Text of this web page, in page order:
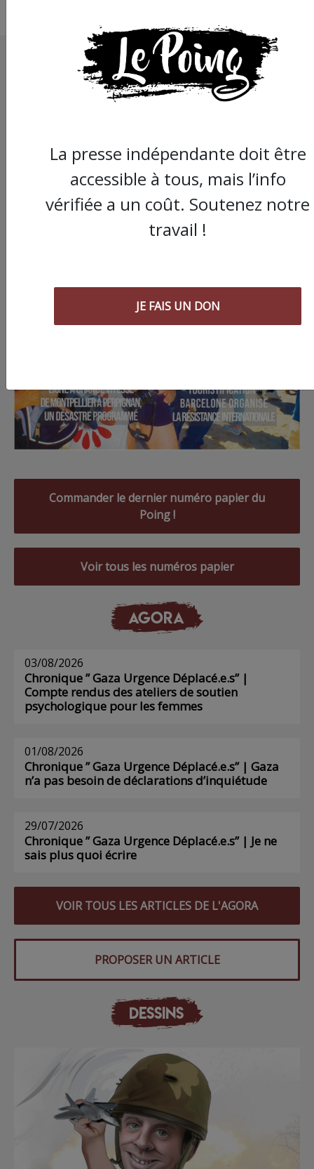
Commander le dernier numéro papier du
Poing !
Voir tous les numéros papier
AGORA
03/08/2026
Chronique ” Gaza Urgence Déplacé.e.s” |
Compte rendus des ateliers de soutien
psychologique pour les femmes
01/08/2026
Chronique ” Gaza Urgence Déplacé.e.s” | Gaza
n’a pas besoin de déclarations d’inquiétude
29/07/2026
Chronique ” Gaza Urgence Déplacé.e.s” | Je ne
sais plus quoi écrire
VOIR TOUS LES ARTICLES DE L'AGORA
PROPOSER UN ARTICLE
DESSINS
La presse indépendante doit être
accessible à tous, mais l’info
vérifiée a un coût. Soutenez notre
travail !
JE FAIS UN DON